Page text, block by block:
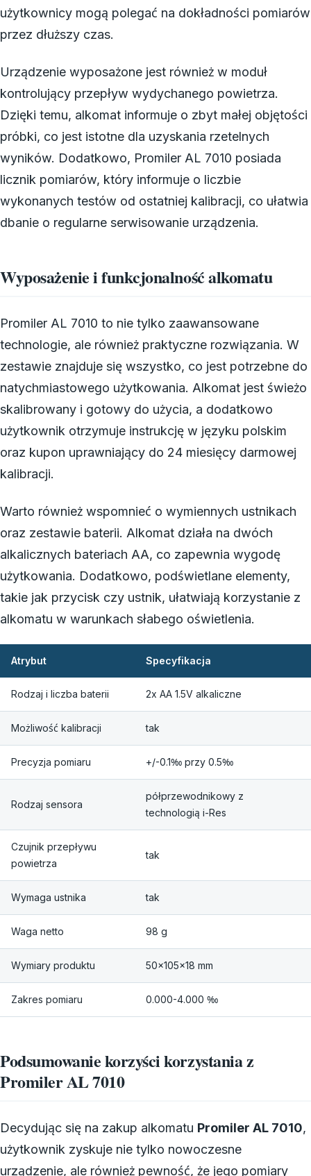
użytkownicy mogą polegać na dokładności pomiarów
przez dłuższy czas.
Urządzenie wyposażone jest również w moduł
kontrolujący przepływ wydychanego powietrza.
Dzięki temu, alkomat informuje o zbyt małej objętości
próbki, co jest istotne dla uzyskania rzetelnych
wyników. Dodatkowo, Promiler AL 7010 posiada
licznik pomiarów, który informuje o liczbie
wykonanych testów od ostatniej kalibracji, co ułatwia
dbanie o regularne serwisowanie urządzenia.
Wyposażenie i funkcjonalność alkomatu
Promiler AL 7010 to nie tylko zaawansowane
technologie, ale również praktyczne rozwiązania. W
zestawie znajduje się wszystko, co jest potrzebne do
natychmiastowego użytkowania. Alkomat jest świeżo
skalibrowany i gotowy do użycia, a dodatkowo
użytkownik otrzymuje instrukcję w języku polskim
oraz kupon uprawniający do 24 miesięcy darmowej
kalibracji.
Warto również wspomnieć o wymiennych ustnikach
oraz zestawie baterii. Alkomat działa na dwóch
alkalicznych bateriach AA, co zapewnia wygodę
użytkowania. Dodatkowo, podświetlane elementy,
takie jak przycisk czy ustnik, ułatwiają korzystanie z
alkomatu w warunkach słabego oświetlenia.
Atrybut Specyfikacja
Rodzaj i liczba baterii 2x AA 1.5V alkaliczne
Możliwość kalibracji tak
Precyzja pomiaru +/-0.1‰ przy 0.5‰
Rodzaj sensora
półprzewodnikowy z
technologią i-Res
Czujnik przepływu
powietrza
tak
Wymaga ustnika tak
Waga netto 98 g
Wymiary produktu 50x105x18 mm
Zakres pomiaru 0.000-4.000 ‰
Podsumowanie korzyści korzystania z
Promiler AL 7010
Decydując się na zakup alkomatu Promiler AL 7010,
użytkownik zyskuje nie tylko nowoczesne
urządzenie, ale również pewność, że jego pomiary